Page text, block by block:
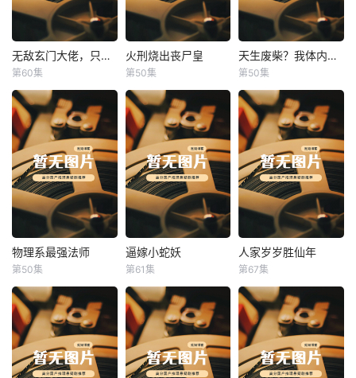
无敌玄门大佬，只听姐姐的话 无敌玄门大佬，只听姐姐的话
第60集
火刑烧出丧尸皇
火刑烧出丧尸皇
第50集
天生废柴？我体内有神血 天生废柴？我体内有神血
第50集
物理系最强法师
物理系最强法师
第50集
逼嫁小蛇妖
逼嫁小蛇妖
第61集
人家岁岁胜仙年
人家岁岁胜仙年
第67集